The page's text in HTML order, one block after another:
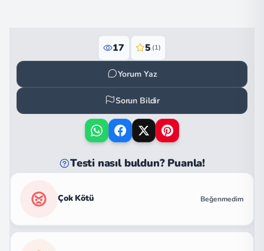
17 5 (1)
Yorum Yaz
Sorun Bildir
Testi nasıl buldun? Puanla!
Çok Kötü Beğenmedim